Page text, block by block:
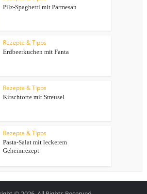
Pilz-Spaghetti mit Parmesan
Rezepte & Tipps
Erdbeerkuchen mit Fanta
Rezepte & Tipps
Kirschtorte mit Streusel
Rezepte & Tipps
Pasta-Salat mit leckerem
Geheimrezept